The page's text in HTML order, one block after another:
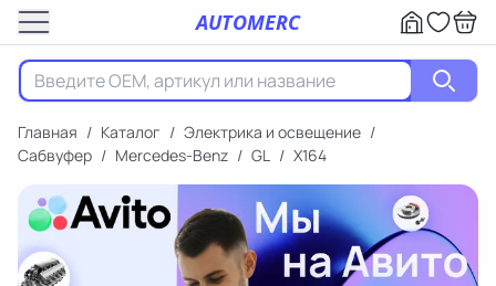
AUTOMERC
Главная / Каталог / Электрика и освещение /
Сабвуфер / Mercedes-Benz / GL / X164